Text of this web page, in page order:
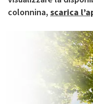
colonnina, scarica